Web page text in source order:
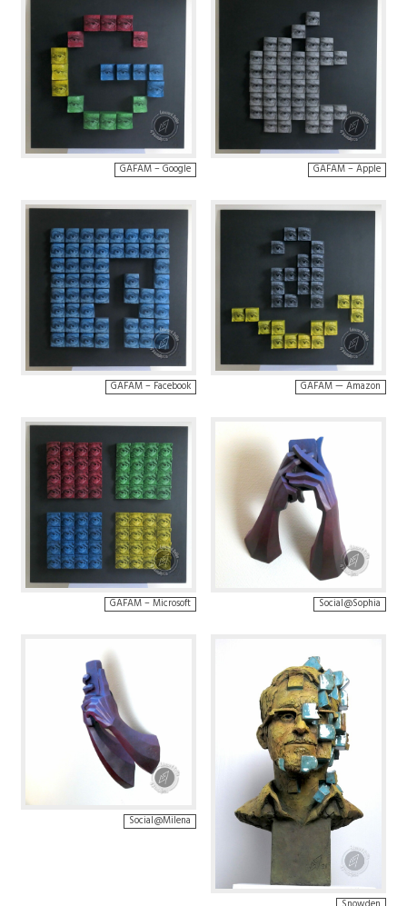
GAFAM – Google GAFAM – Apple
GAFAM – Facebook GAFAM — Amazon
GAFAM – Microsoft Social@Sophia
Social@Milena